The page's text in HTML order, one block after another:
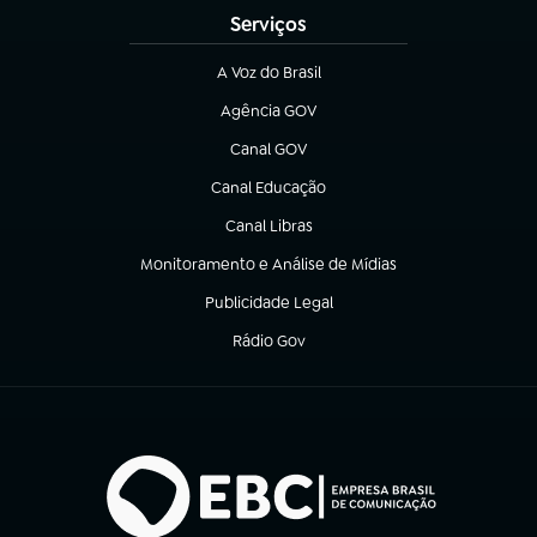
Serviços
A Voz do Brasil
(abre em nova aba)
Agência GOV
(abre em nova aba)
Canal GOV
(abre em nova aba)
Canal Educação
(abre em nova aba)
Canal Libras
(abre em nova aba)
Monitoramento e Análise de Mídias
(abre em nova aba)
Publicidade Legal
(abre em nova aba)
Rádio Gov
(abre em nova aba)